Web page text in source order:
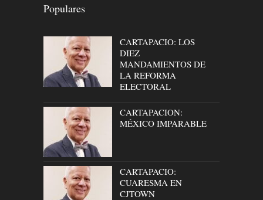
Populares
CARTAPACIO: LOS
DIEZ
MANDAMIENTOS DE
LA REFORMA
ELECTORAL
CARTAPACION:
MÉXICO IMPARABLE
CARTAPACIO:
CUARESMA EN
CJTOWN